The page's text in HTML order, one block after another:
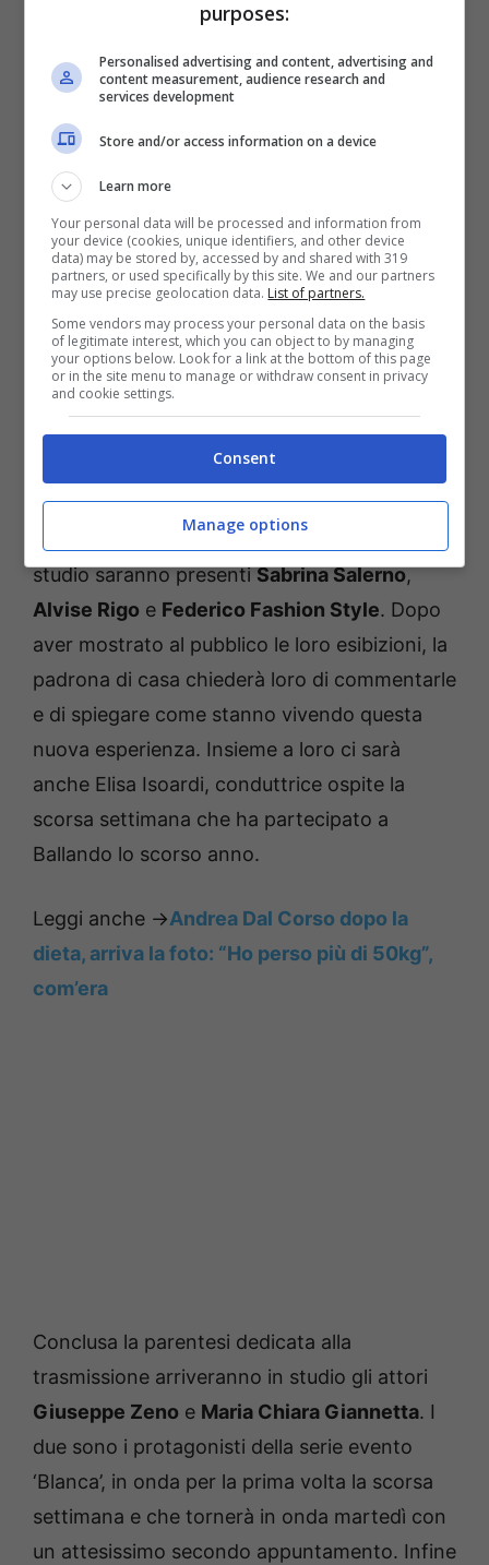
Domenica In: anticipazioni
e ospiti della puntata del
28 novembre
Come sempre una buona parte della puntata
sarà dedicata ai protagonisti di ‘Ballando con
le Stelle’, programma condotto da Milly
Carlucci che va in onda il sabato sera. In
studio saranno presentiSabrina Salerno,
Alvise Rigo e Federico Fashion Style. Dopo
aver mostrato al pubblico le loro esibizioni, la
padrona di casa chiederà loro di commentarle
e di spiegare come stanno vivendo questa
nuova esperienza. Insieme a loro ci sarà
anche Elisa Isoardi, conduttrice ospite la
scorsa settimana che ha partecipato a
Ballando lo scorso anno.
Leggi anche ->Andrea Dal Corso dopo la
dieta, arriva la foto: “Ho perso più di 50kg”,
com’era
Conclusa la parentesi dedicata alla
trasmissione arriveranno in studio gli attori
Giuseppe Zeno e Maria Chiara Giannetta. I
due sono i protagonisti della serie evento
‘Blanca’, in onda per la prima volta la scorsa
settimana e che tornerà in onda martedì con
un attesissimo secondo appuntamento. Infine
purposes:
Personalised advertising and content, advertising and
content measurement, audience research and
services development
Store and/or access information on a device
Learn more
Your personal data will be processed and information from
your device (cookies, unique identifiers, and other device
data) may be stored by, accessed by and shared with 319
partners, or used specifically by this site. We and our partners
may use precise geolocation data. List of partners.
Some vendors may process your personal data on the basis
of legitimate interest, which you can object to by managing
your options below. Look for a link at the bottom of this page
or in the site menu to manage or withdraw consent in privacy
and cookie settings.
Consent
Manage options